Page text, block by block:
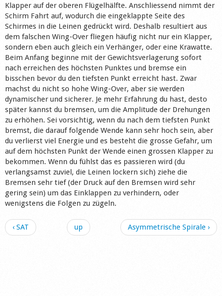
Klapper auf der oberen Flügelhälfte. Anschliessend nimmt der
Schirm Fahrt auf, wodurch die eingeklappte Seite des
Schirmes in die Leinen gedrückt wird. Deshalb resultiert aus
dem falschen Wing-Over fliegen häufig nicht nur ein Klapper,
sondern eben auch gleich ein Verhänger, oder eine Krawatte.
Beim Anfang beginne mit der Gewichtsverlagerung sofort
nach erreichen des höchsten Punktes und bremse ein
bisschen bevor du den tiefsten Punkt erreicht hast. Zwar
machst du nicht so hohe Wing-Over, aber sie werden
dynamischer und sicherer. Je mehr Erfahrung du hast, desto
später kannst du bremsen, um die Amplitude der Drehungen
zu erhöhen. Sei vorsichtig, wenn du nach dem tiefsten Punkt
bremst, die darauf folgende Wende kann sehr hoch sein, aber
du verlierst viel Energie und es besteht die grosse Gefahr, um
auf dem höchsten Punkt der Wende einen grossen Klapper zu
bekommen. Wenn du fühlst das es passieren wird (du
verlangsamst zuviel, die Leinen lockern sich) ziehe die
Bremsen sehr tief (der Druck auf den Bremsen wird sehr
gering sein) um das Einklappen zu verhindern, oder
wenigstens die Folgen zu zügeln.
‹ SAT up Asymmetrische Spirale ›